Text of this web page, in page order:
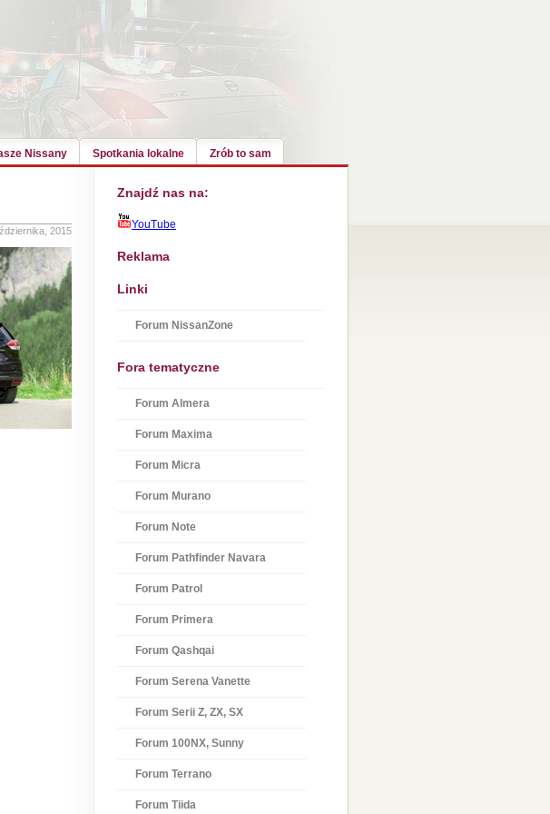
Nissany Spotkania lokalne Zrób to sam
Znajdź nas na:
YouTube
Reklama
Linki
Forum NissanZone
Fora tematyczne
Forum Almera
Forum Maxima
Forum Micra
Forum Murano
Forum Note
Forum Pathfinder Navara
Forum Patrol
Forum Primera
Forum Qashqai
Forum Serena Vanette
Forum Serii Z, ZX, SX
Forum 100NX, Sunny
Forum Terrano
Forum Tiida
2015